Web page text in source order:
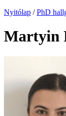
Nyitólap / PhD
Martyin